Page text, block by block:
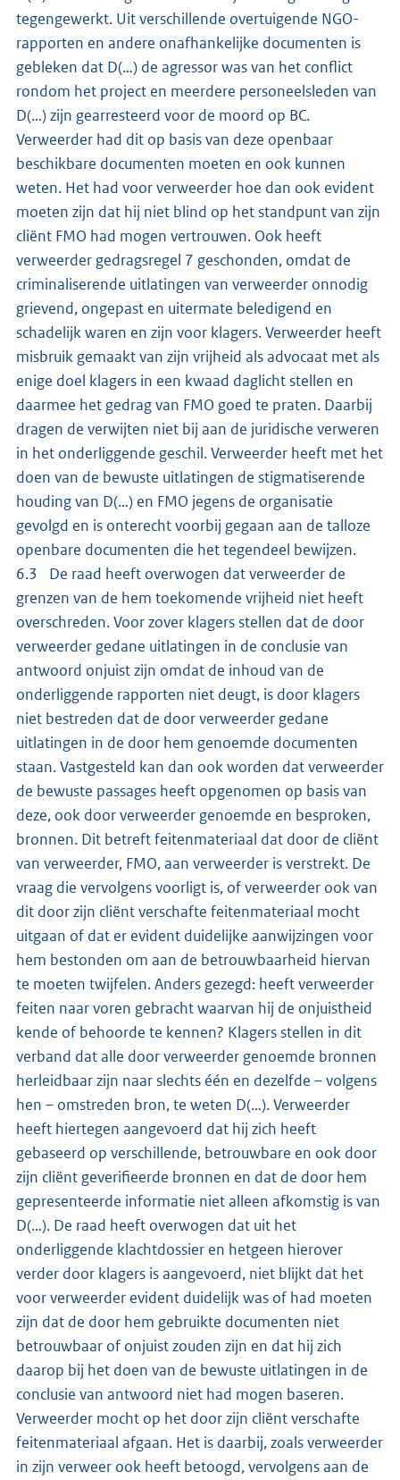
tegengewerkt. Uit verschillende overtuigende NGO-
rapporten en andere onafhankelijke documenten is
gebleken dat D(…) de agressor was van het conflict
rondom het project en meerdere personeelsleden van
D(…) zijn gearresteerd voor de moord op BC.
Verweerder had dit op basis van deze openbaar
beschikbare documenten moeten en ook kunnen
weten. Het had voor verweerder hoe dan ook evident
moeten zijn dat hij niet blind op het standpunt van zijn
cliënt FMO had mogen vertrouwen. Ook heeft
verweerder gedragsregel 7 geschonden, omdat de
criminaliserende uitlatingen van verweerder onnodig
grievend, ongepast en uitermate beledigend en
schadelijk waren en zijn voor klagers. Verweerder heeft
misbruik gemaakt van zijn vrijheid als advocaat met als
enige doel klagers in een kwaad daglicht stellen en
daarmee het gedrag van FMO goed te praten. Daarbij
dragen de verwijten niet bij aan de juridische verweren
in het onderliggende geschil. Verweerder heeft met het
doen van de bewuste uitlatingen de stigmatiserende
houding van D(…) en FMO jegens de organisatie
gevolgd en is onterecht voorbij gegaan aan de talloze
openbare documenten die het tegendeel bewijzen.
6.3 De raad heeft overwogen dat verweerder de
grenzen van de hem toekomende vrijheid niet heeft
overschreden. Voor zover klagers stellen dat de door
verweerder gedane uitlatingen in de conclusie van
antwoord onjuist zijn omdat de inhoud van de
onderliggende rapporten niet deugt, is door klagers
niet bestreden dat de door verweerder gedane
uitlatingen in de door hem genoemde documenten
staan. Vastgesteld kan dan ook worden dat verweerder
de bewuste passages heeft opgenomen op basis van
deze, ook door verweerder genoemde en besproken,
bronnen. Dit betreft feitenmateriaal dat door de cliënt
van verweerder, FMO, aan verweerder is verstrekt. De
vraag die vervolgens voorligt is, of verweerder ook van
dit door zijn cliënt verschafte feitenmateriaal mocht
uitgaan of dat er evident duidelijke aanwijzingen voor
hem bestonden om aan de betrouwbaarheid hiervan
te moeten twijfelen. Anders gezegd: heeft verweerder
feiten naar voren gebracht waarvan hij de onjuistheid
kende of behoorde te kennen? Klagers stellen in dit
verband dat alle door verweerder genoemde bronnen
herleidbaar zijn naar slechts één en dezelfde – volgens
hen – omstreden bron, te weten D(…). Verweerder
heeft hiertegen aangevoerd dat hij zich heeft
gebaseerd op verschillende, betrouwbare en ook door
zijn cliënt geverifieerde bronnen en dat de door hem
gepresenteerde informatie niet alleen afkomstig is van
D(…). De raad heeft overwogen dat uit het
onderliggende klachtdossier en hetgeen hierover
verder door klagers is aangevoerd, niet blijkt dat het
voor verweerder evident duidelijk was of had moeten
zijn dat de door hem gebruikte documenten niet
betrouwbaar of onjuist zouden zijn en dat hij zich
daarop bij het doen van de bewuste uitlatingen in de
conclusie van antwoord niet had mogen baseren.
Verweerder mocht op het door zijn cliënt verschafte
feitenmateriaal afgaan. Het is daarbij, zoals verweerder
in zijn verweer ook heeft betoogd, vervolgens aan de